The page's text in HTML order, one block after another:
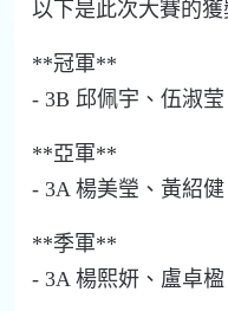
以下是此次大賽的獲
**冠軍**
- 3B 邱佩宇、伍淑
**亞軍**
- 3A 楊美瑩、黃紹
**季軍**
- 3A 楊熙妍、盧卓